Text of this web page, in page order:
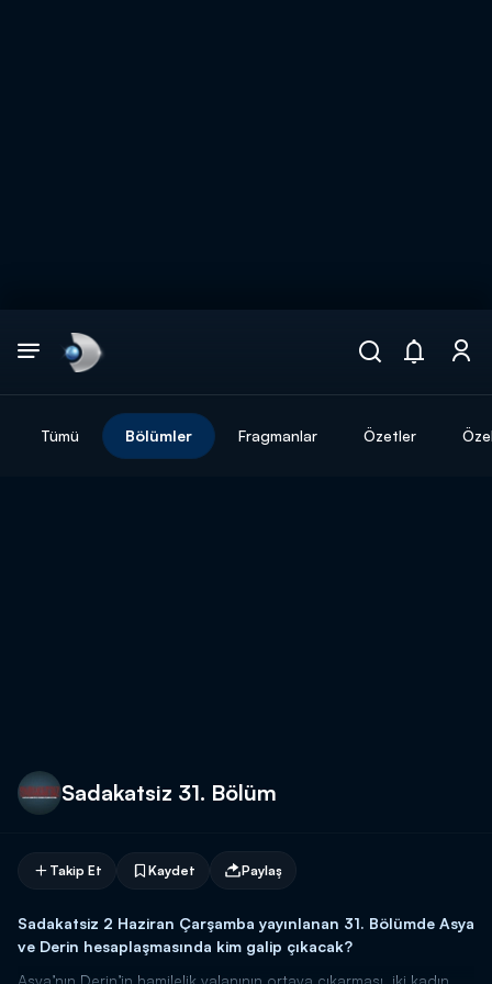
Tümü Bölümler Fragmanlar Özetler
Sadakatsiz 31. Bölüm
Takip Et Kaydet Paylaş
Sadakatsiz 2 Haziran Çarşamba yayınlanan 31. Bölümde Asya
ve Derin hesaplaşmasında kim galip çıkacak?
Asya’nın Derin’in hamilelik yalanının ortaya çıkarması, iki kadın